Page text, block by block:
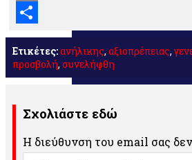
Email
Μοιραστείτε
Ετικέτες:ανήλικης, αξιοπρέπειας,
προσβολή, συνελήφθη
Σχολιάστε εδώ
Η διεύθυνση του email σας